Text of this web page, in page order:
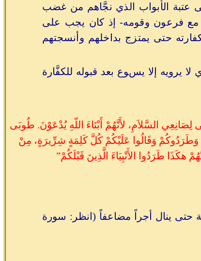
عتبة الأبواب الذي نجَّاهم من غضب
مع فرعون وقومه- إذ كان يجب على
حتى يمتزج بداخلهم وأنسجتهم
يرويه إلا يسوع بعد قبوله للكفَّارة
لِصَانِعِي السَّلاَمِ، لأَنَّهُمْ أَبْنَاءَ اللّهِ يُدْعَوْنَ. طُوبَى
وَقَالُوا عَلَيْكُمْ كُلَّ كَلِمَةٍ شِرِّيرَةٍ، مِنْ
هكَذَا طَرَدُوا الأَنْبِيَاءَ الَّذِينَ قَبْلَكُمْ”
حتى ينال أجراً مضاعفاً (انظر: سورة